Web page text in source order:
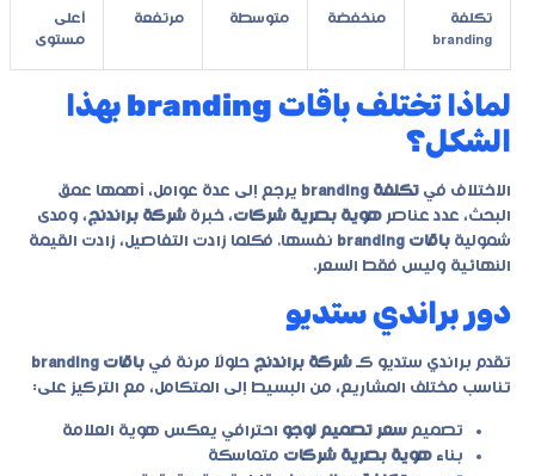
تكلفة
branding
منخفضة متوسطة مرتفعة
أعلى
مستوى
لماذا تختلف باقات branding بهذا
الشكل؟
الاختلاف في تكلفة branding
يرجع إلى عدة عوامل، أهمها عمق
البحث، عدد عناصر هوية بصرية شركات، خبرة شركة براندنج، ومدى
شمولية باقات branding
نفسها. فكلما زادت التفاصيل، زادت القيمة
النهائية وليس فقط السعر.
دور براندي ستديو
تقدم براندي ستديو كـ شركة براندنج حلولًا مرنة في باقات branding
تناسب مختلف المشاريع، من البسيط إلى المتكامل، مع التركيز على:
تصميم سعر تصميم لوجو احترافي يعكس هوية العلامة
بناء هوية بصرية شركات متماسكة